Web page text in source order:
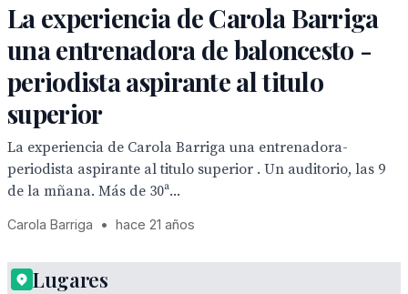
La experiencia de Carola Barriga
una entrenadora de baloncesto -
periodista aspirante al titulo
superior
La experiencia de Carola Barriga una entrenadora-
periodista aspirante al titulo superior . Un auditorio, las 9
de la mñana. Más de 30ª...
Carola Barriga • hace 21 años
Lugares